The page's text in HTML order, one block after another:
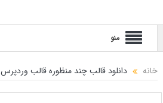
منو
خانه دانلود قالب چند منظوره قالب وردپرس